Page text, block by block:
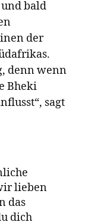
das
das beste
Jahre
nahm es
und
im